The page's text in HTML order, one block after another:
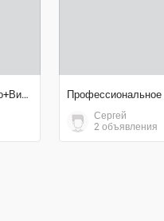
Профессиональное фото+Видео
Сергей
2 объявления